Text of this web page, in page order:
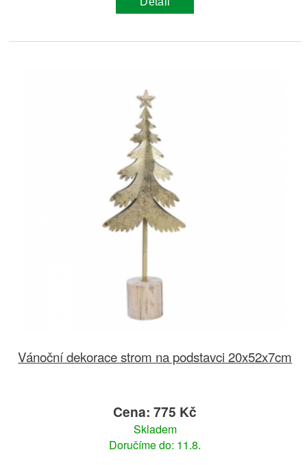
Vánoční dekorace strom na podstavci 20x52x7cm
Cena: 775 Kč
Skladem
Doručíme do: 11.8.